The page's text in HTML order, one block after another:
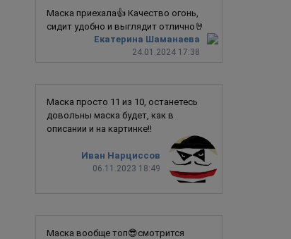
Екатерина Шаманаева
24.01.2024 17:38
Маска приехала👍 Качество огонь,
сидит удобно и выглядит отлично🤘
Иван Нарциссов
06.11.2023 18:49
Маска просто 11 из 10, останетесь
довольны маска будет, как в
описании и на картинке!!
Маска вообще топ😎смотрится